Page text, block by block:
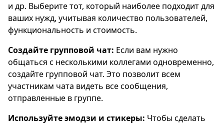
и др. Выберите тот, который наиболее подходит для
ваших нужд, учитывая количество пользователей,
функциональность и стоимость.
Создайте групповой чат: Если вам нужно
общаться с несколькими коллегами одновременно,
создайте групповой чат. Это позволит всем
участникам чата видеть все сообщения,
отправленные в группе.
Используйте эмодзи и стикеры: Чтобы сделать